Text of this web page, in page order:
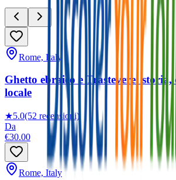
Rome, Italy
Ghetto ebraico e Trastevere:
locale
★5.0(52 recensioni)
Da
€30.00
Rome, Italy